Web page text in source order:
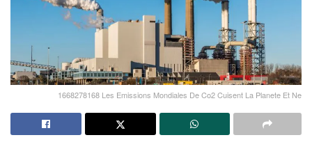
1668278168 Les Emissions Mondiales De Co2 Cuisent La Planete Et Ne